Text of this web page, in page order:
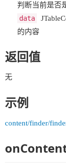
判断当前是否
data
的内容
返回值
无
示例
content/finder/